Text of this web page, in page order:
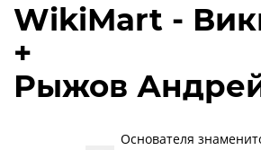
WikiMart -
+
Рыжов
Основателя